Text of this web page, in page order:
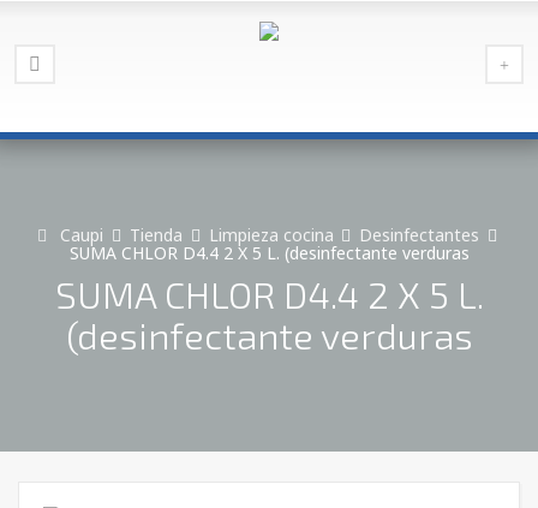
Caupi Tienda Limpieza cocina Desinfectantes
SUMA CHLOR D4.4 2 X 5 L. (desinfectante verduras
SUMA CHLOR D4.4 2 X 5 L.
(desinfectante verduras